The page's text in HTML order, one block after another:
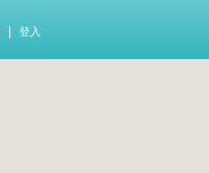
登入